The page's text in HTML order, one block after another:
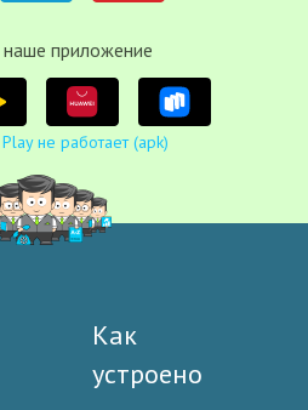
наше приложение
не работает (apk)
Как
устроено